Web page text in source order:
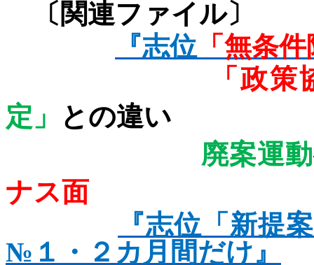
〔関連ファ
『志位 「無条
「政
定」
との違い
廃案運動
ナス面
『志位「新提
№１・２カ月間だけ』